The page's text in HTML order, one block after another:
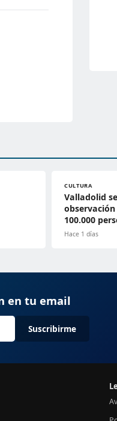
CULTURA
Valladolid
100.000
Hace 1 días
en tu email
Suscribirme